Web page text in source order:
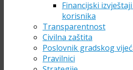
Financijski
korisnika
Transparentnost
Civilna zaštita
Poslovnik gradskog
Pravilnici